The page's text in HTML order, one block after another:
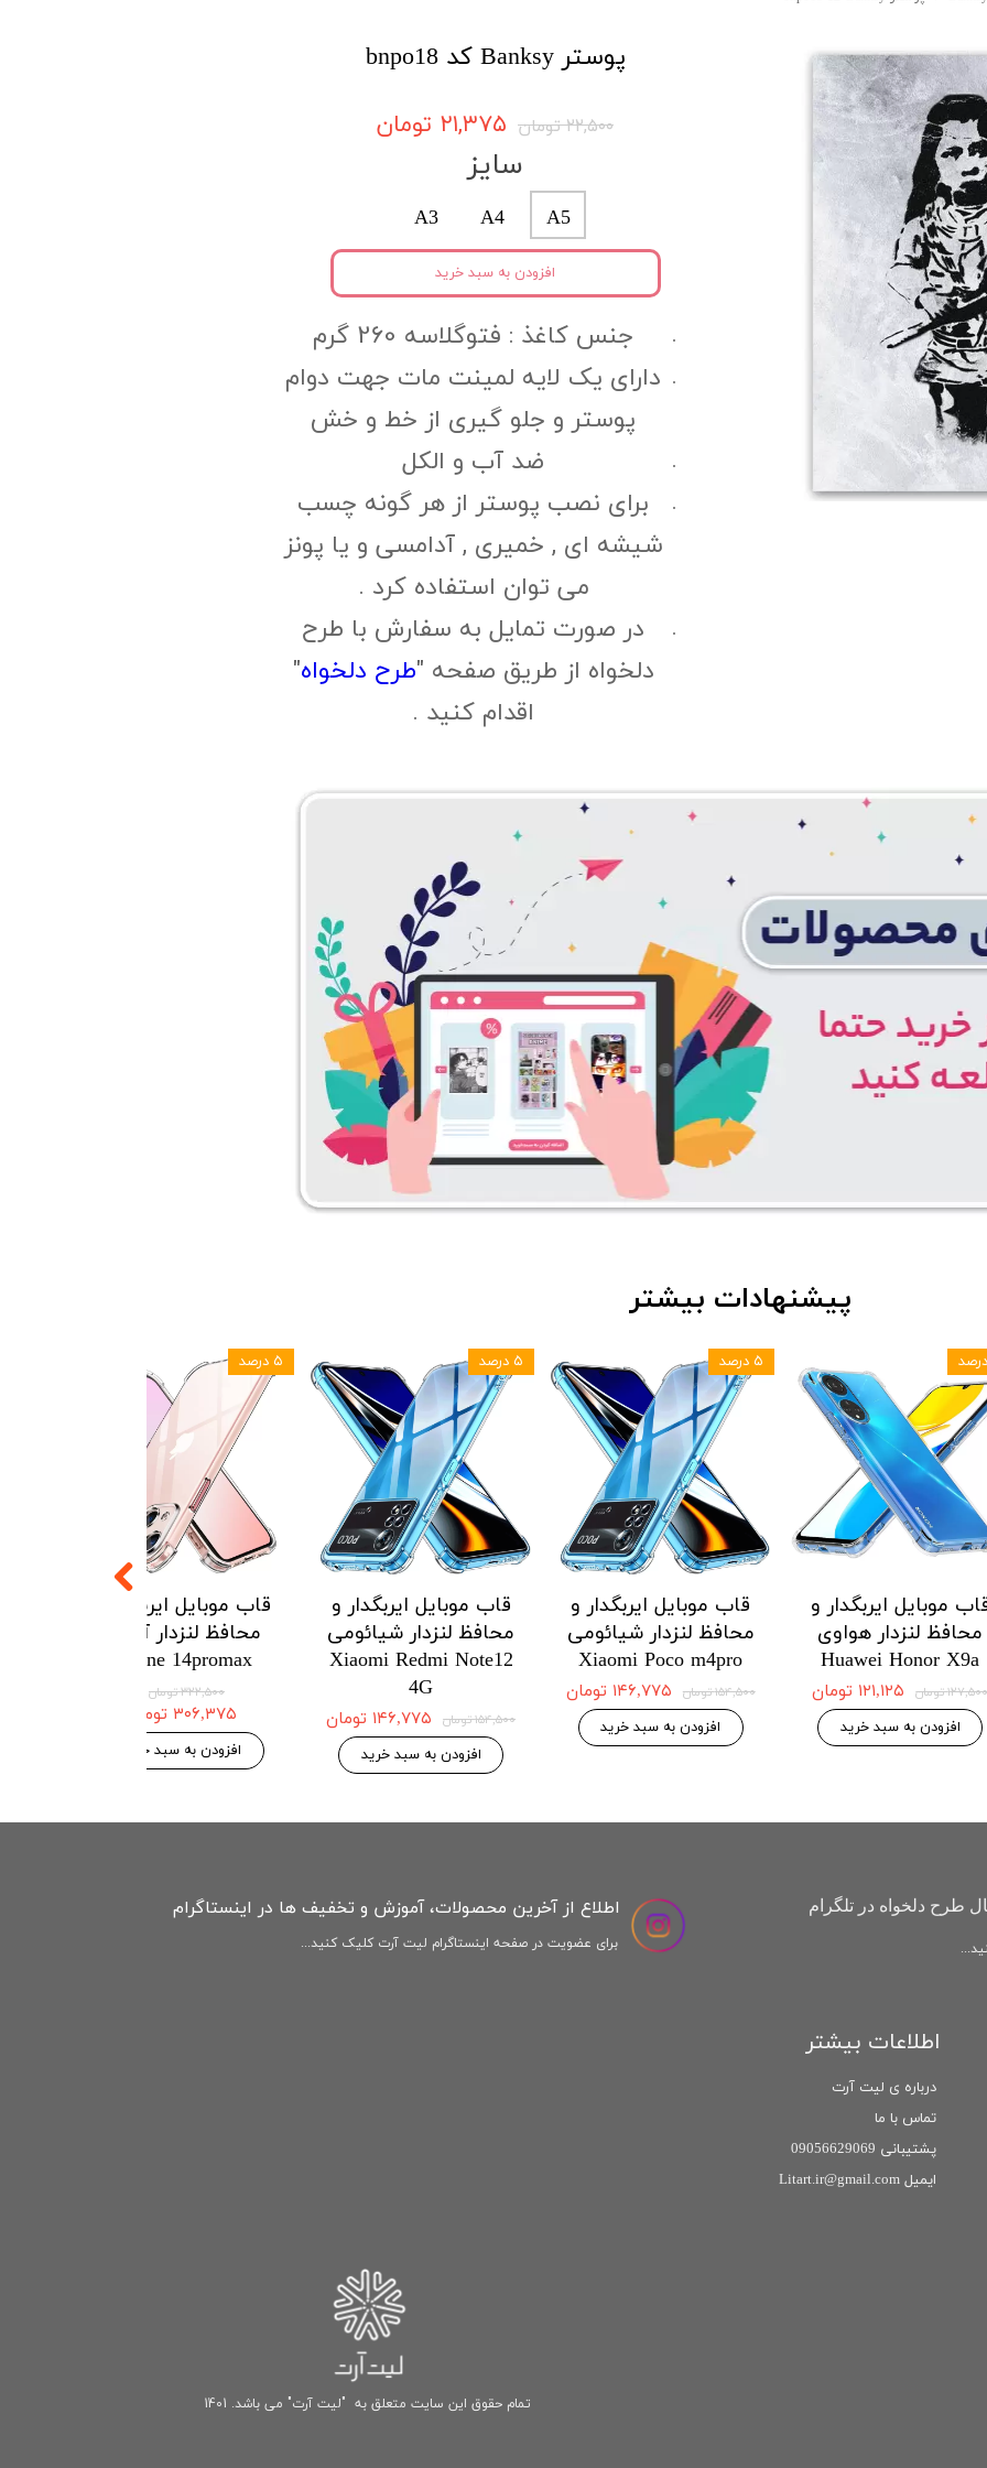
پوستر Banksy کد bnpo18
۲۲,۵۰۰ تومان ۲۱,۳۷۵ تومان
جنس کاغذ :‌ فتوگلاسه 260 گرم
دارای یک لایه لمینت مات جهت دوام
پوستر و جلو گیری از خط و خش
ضد آب و الکل
برای نصب پوستر از هر گونه چسب
شیشه ای , خمیری , آدامسی و یا پونز
می توان استفاده کرد .
در صورت تمایل به سفارش با طرح
دلخواه از طریق صفحه "طرح دلخواه"
اقدام کنید .
سایز
A5
A4
A3
افزودن به سبد خرید
قاب موبایل ایربگدار و
محافظ لنزدار شیائومی
Xiaomi Poco m4pro
۱۴۶,۷۷۵ تومان
افزودن به سبد خرید
۵ درصد
قاب موبایل ایربگدار و
محافظ لنزدار هواوی
Huawei Honor X9a
۱۲۷,۵۰۰ تومان
افزودن به سبد خرید
۵ درصد
قاب موبایل ایربگدار و
محافظ لنزدار هواوی
Huawei Honor X8a
۱۲۷,۵۰۰ تومان ۱۲۱,۱۲۵ تومان
افزودن به سبد خرید
ایربگدار و
هواوی
Huawei
موجودی
پیشنهادات بیشتر
طرح دلخواه در تلگرام
اطلاعات بیشتر
درباره ی لیت آرت
تماس با ما
پشتیبانی 09056629069
ایمیل Litart.ir@gmail.com
تمام حقوق این سایت متعلق به "لیت آرت" می باشد. 1401
اطلاع از آخرین محصولات، آموزش و تخفیف ها در اینستاگرام
برای عضویت در صفحه اینستاگرام لیت آرت کلیک کنید...